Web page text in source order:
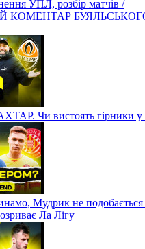
УПЛ, розбір матчів /
БУЯЛЬСЬКОГО
Чи вистоять гірники у
Мудрик не подобається
Ла Лігу